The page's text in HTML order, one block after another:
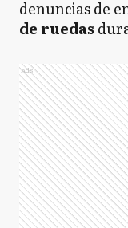
denuncias de
de ruedas
Ads